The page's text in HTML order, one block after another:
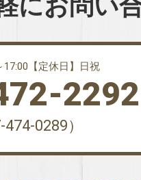
にお問い
17:00【定休日】日祝
2292
474-0289）